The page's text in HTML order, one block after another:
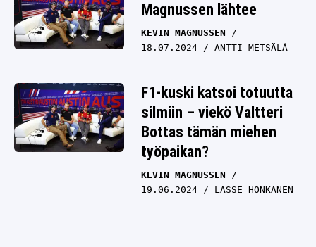
Magnussen lähtee
KEVIN MAGNUSSEN
18.07.2024
ANTTI METSÄLÄ
F1-kuski katsoi totuutta
silmiin – viekö Valtteri
Bottas tämän miehen
työpaikan?
KEVIN MAGNUSSEN
19.06.2024
LASSE HONKANEN